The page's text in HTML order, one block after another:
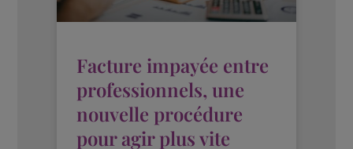
Facture impayée entre
professionnels, une
nouvelle procédure
pour agir plus vite